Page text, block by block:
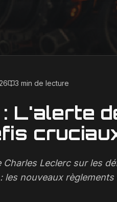
3 min de lecture
: L'alerte
Charles Leclerc sur les
les nouveaux règlements